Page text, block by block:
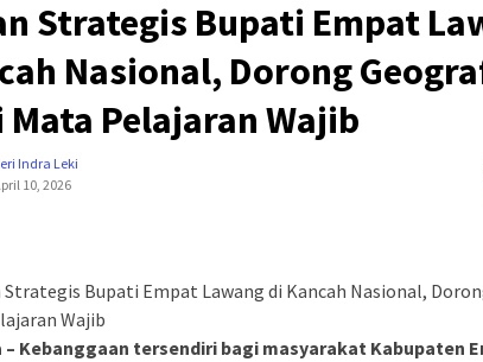
Strategis Bupati Empat
Nasional, Dorong
Mata Pelajaran Wajib
Indra Leki
10, 2026
Kebanggaan tersendiri bagi masyarakat Kabupaten